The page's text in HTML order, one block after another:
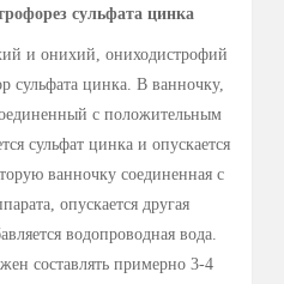
привидением плеча.
плеча, что
вилки полностью закрыты
прямом контакте металла с
местного ожога.
внимание, в частности, при
впадин на то, что